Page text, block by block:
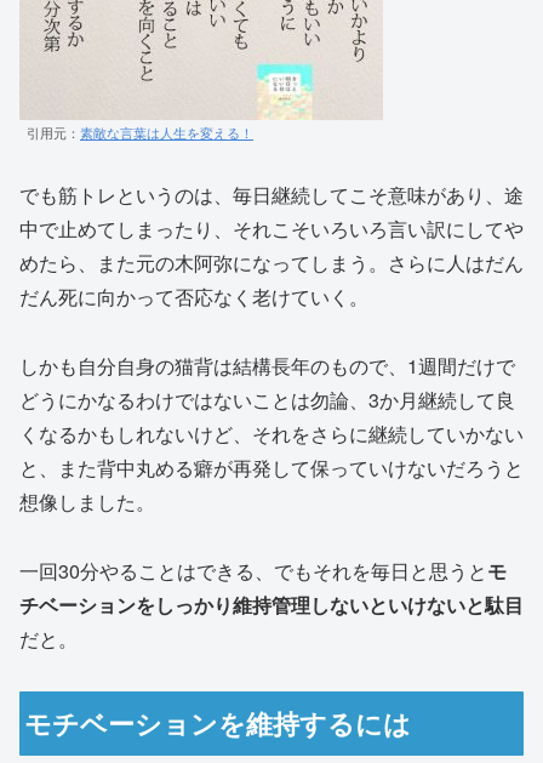
引用元： 素敵な言葉は人生を変える！
でも筋トレというのは、毎日継続してこそ意味があり、途
中で止めてしまったり、それこそいろいろ言い訳にしてや
めたら、また元の木阿弥になってしまう。さらに人はだん
だん死に向かって否応なく老けていく。
しかも自分自身の猫背は結構長年のもので、1週間だけで
どうにかなるわけではないことは勿論、3か月継続して良
くなるかもしれないけど、それをさらに継続していかない
と、また背中丸める癖が再発して保っていけないだろうと
想像しました。
一回30分やることはできる、でもそれを毎日と思うとモ
チベーションをしっかり維持管理しないといけないと駄目
だと。
モチベーションを維持するには